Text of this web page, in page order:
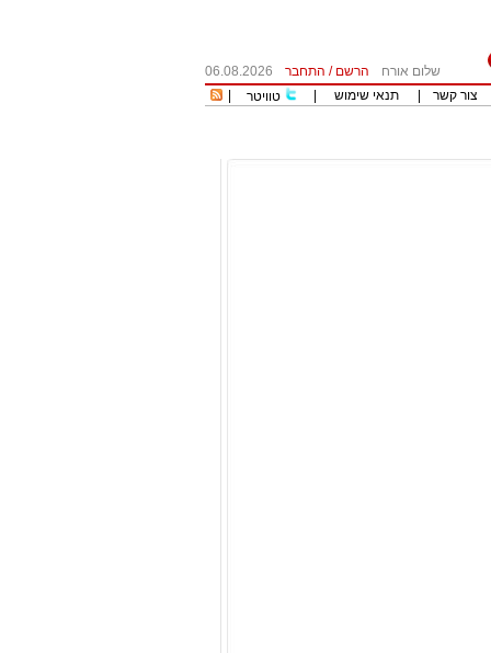
שלום אורח הרשם / התחבר
06.08.2026
צור קשר תנאי שימוש טוויטר